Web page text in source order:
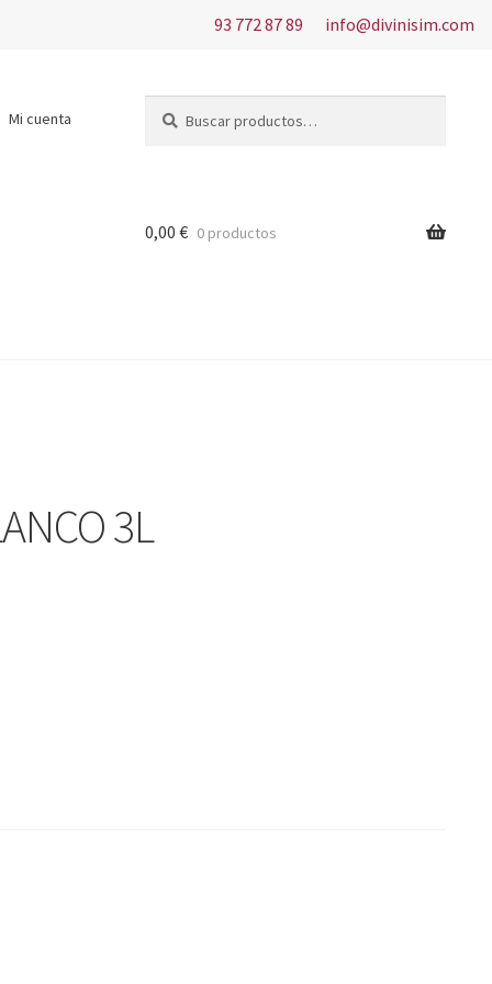
93 772 87 89 info@divinisim.com
Mi cuenta
por:
0,00€ 0 productos
3L